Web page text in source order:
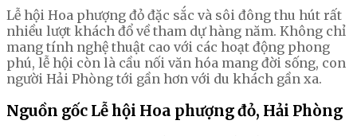
Lễ hội Hoa phượng đỏ đặc sắc và sôi đông thu hút rất
nhiều lượt khách đổ về tham dự hàng năm. Không chỉ
mang tính nghệ thuật cao với các hoạt động phong
phú, lễ hội còn là cầu nối văn hóa mang đời sống, con
người Hải Phòng tới gần hơn với du khách gần xa.
Nguồn gốc Lễ hội Hoa phượng đỏ, Hải Phòng